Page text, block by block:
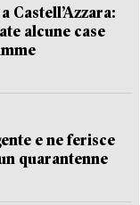
Castell’Azzara:
alcune case
e ne ferisce
quarantenne